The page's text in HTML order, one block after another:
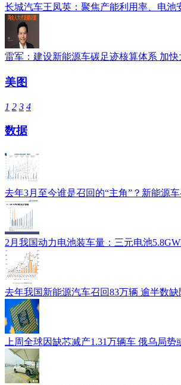
长城汽车王凤英：聚焦产能利用率、电池
雷军：建设新能源车碳足迹核算体系 加
美图
1 2 3 4
数据
去年3月至今谁是召回的“主角”？新能源车
2月我国动力电池装车量：三元电池
去年我国新能源汽车召回83万辆 逾半数缺
上周全球因缺芯减产1.31万辆车 俄乌局势